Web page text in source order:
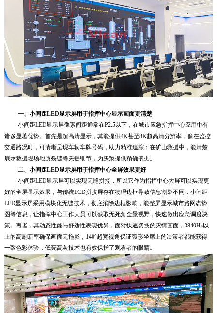
一、小间距LED显示屏用于指挥中心显示画面更清楚
小间距LED显示屏像素间距通常在P2.5以下，在城市应急指挥中心应用中有
诸多显著优势。首先是超高清显示，其能提供4K甚至8K超高清分辨率，像在监控
交通路况时，可清晰呈现车辆车牌号码，助力精准追踪；在矿山救援中，能清楚
展示救援现场地质裂缝等关键细节，为决策提供精确依据。
二、 小间距LED显示屏用于指挥中心全屏效果更好
小间距LED显示屏可以实现无缝拼接，所以它作为指挥中心大屏可以实现更
好的全屏显示效果，与传统LCD拼接屏存在物理边框导致信息割裂不同，小间距
LED显示屏采用模块化无缝技术，彻底消除边框影响，能整屏显示城市路网态势
图等信息，让指挥中心工作人员可以获取无死角全景视野，快速做出应急调度决
策。再者，其动态性能与舒适性表现优异，面对快速切换的灾情画面，3840Hz以
上的高刷新率确保画面无拖影，140°超宽视角保证弧形坐席上的决策者都能获得
一致色彩体验，低亮高灰技术也有效保护了观看者的眼睛。